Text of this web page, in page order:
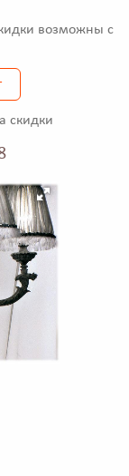
возможны с
скидки